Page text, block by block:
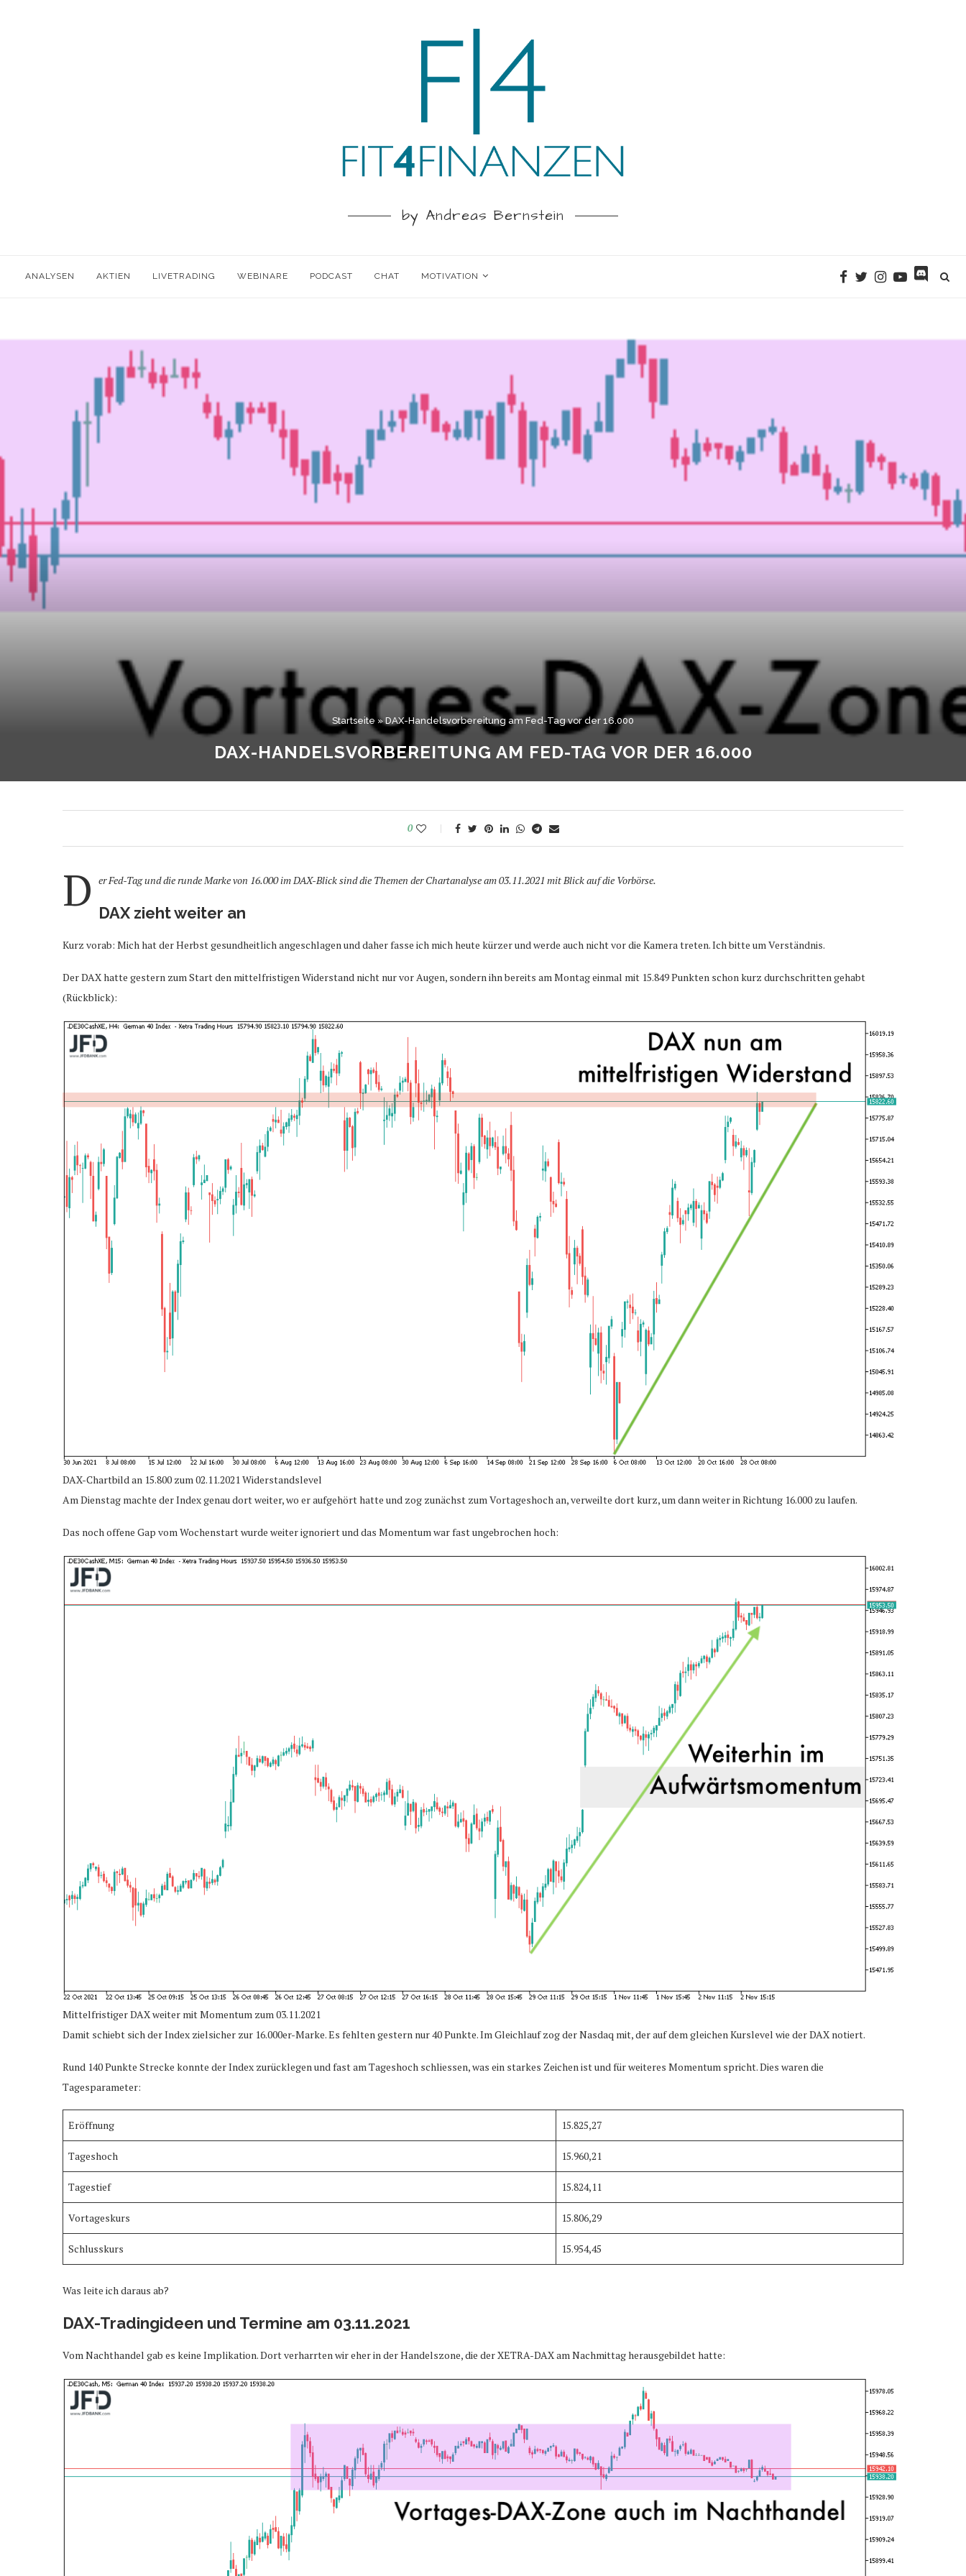
by Andreas Bernstein
ANALYSEN AKTIEN LIVETRADING WEBINARE PODCAST CHAT MOTIVATION
Startseite »DAX-Handelsvorbereitung am Fed-Tag vor der 16.000
DAX-HANDELSVORBEREITUNG AM FED-TAG VOR DER 16.000
0
D er Fed-Tag und die runde Marke von 16.000 im DAX-Blick sind die Themen der Chartanalyse am 03.11.2021 mit Blick auf die Vorbörse.
DAX zieht weiter an
Kurz vorab: Mich hat der Herbst gesundheitlich angeschlagen und daher fasse ich mich heute kürzer und werde auch nicht vor die Kamera treten. Ich bitte um Verständnis.
Der DAX hatte gestern zum Start den mittelfristigen Widerstand nicht nur vor Augen, sondern ihn bereits am Montag einmal mit 15.849 Punkten schon kurz durchschritten gehabt
(Rückblick):
DAX-Chartbild an 15.800 zum 02.11.2021 Widerstandslevel
Am Dienstag machte der Index genau dort weiter, wo er aufgehört hatte und zog zunächst zum Vortageshoch an, verweilte dort kurz, um dann weiter in Richtung 16.000 zu laufen.
Das noch offene Gap vom Wochenstart wurde weiter ignoriert und das Momentum war fast ungebrochen hoch:
Mittelfristiger DAX weiter mit Momentum zum 03.11.2021
Damit schiebt sich der Index zielsicher zur 16.000er-Marke. Es fehlten gestern nur 40 Punkte. Im Gleichlauf zog der Nasdaq mit, der auf dem gleichen Kurslevel wie der DAX notiert.
Rund 140 Punkte Strecke konnte der Index zurücklegen und fast am Tageshoch schliessen, was ein starkes Zeichen ist und für weiteres Momentum spricht. Dies waren die
Tagesparameter:
Eröffnung 15.825,27
Tageshoch 15.960,21
Tagestief 15.824,11
Vortageskurs 15.806,29
Schlusskurs 15.954,45
Was leite ich daraus ab?
DAX-Tradingideen und Termine am 03.11.2021
Vom Nachthandel gab es keine Implikation. Dort verharrten wir eher in der Handelszone, die der XETRA-DAX am Nachmittag herausgebildet hatte: